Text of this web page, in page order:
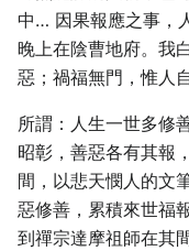
中… 因果報應之事，
晚上在陰曹地府。我
惡；禍福無門，惟人
所謂：人生一世多修
昭彰，善惡各有其報
間，以悲天憫人的文
惡修善，累積來世福
到禪宗達摩祖師在其